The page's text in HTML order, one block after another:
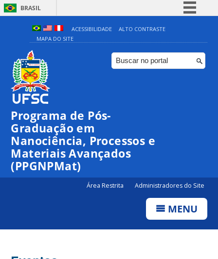
BRASIL
Simplifique!
Comunica BR
Participe
ACESSIBILIDADE
ALTO CONTRASTE
MAPA DO SITE
Programa de Pós-
Graduação em
Nanociência, Processos e
Materiais Avançados
(PPGNPMat)
Área Restrita Administradores do Site
MENU
00:00
01:00